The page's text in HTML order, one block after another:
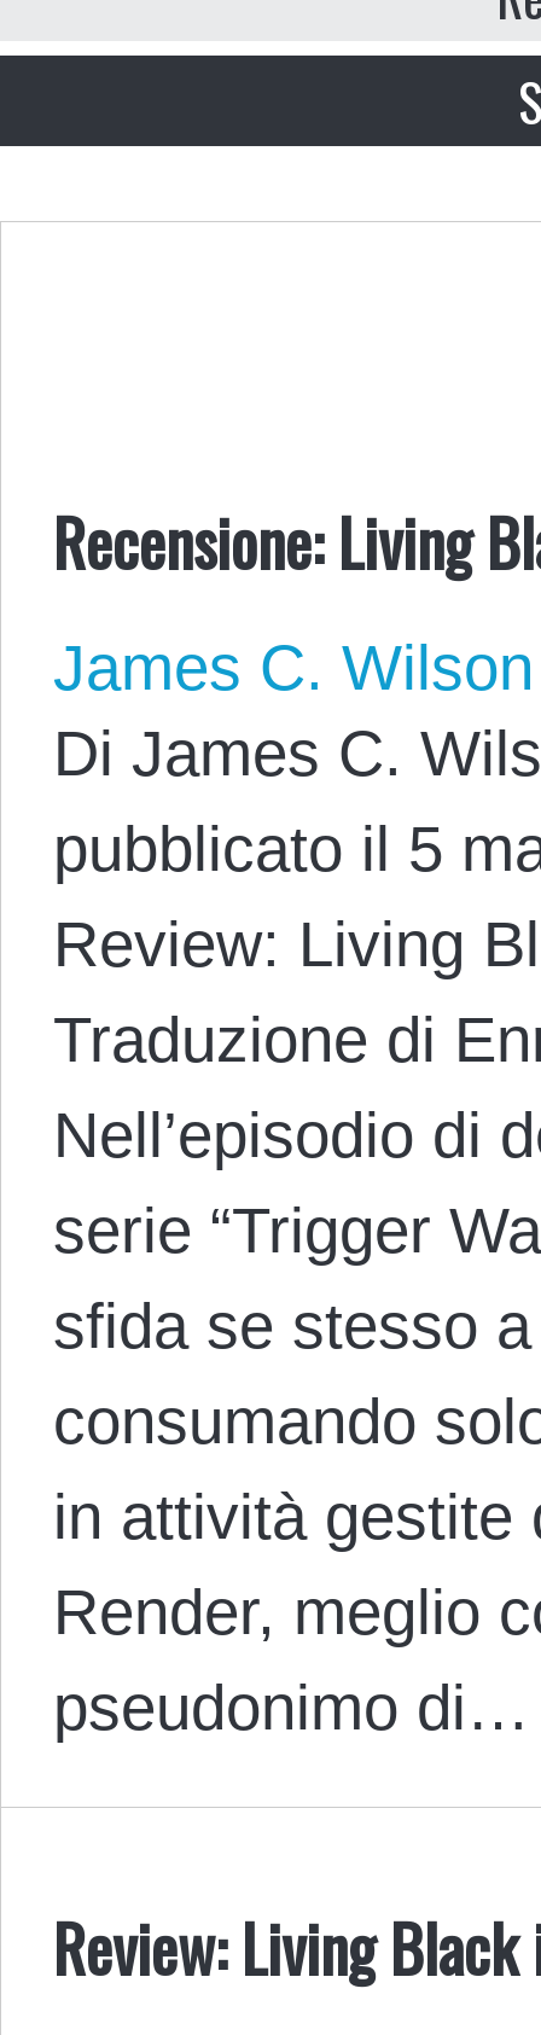
Recensione: Living
James C. Wilson
Di James C.
pubblicato il 5
Review: Living
Traduzione di
Nell’episodio di
serie “Trigger
sfida se stesso
consumando
in attività gestite
Render, meglio
pseudonimo di…
Review: Living